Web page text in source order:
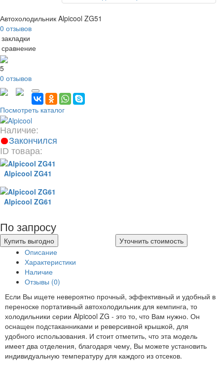
Автохолодильник Alpicool ZG51
0 отзывов
5
0 отзывов
Посмотреть каталог
Наличие:
Закончился
ID товара:
Alpicool ZG41
Alpicool ZG61
По запросу
Купить выгодно
Уточнить стоимость
Описание
Характеристики
Наличие
Отзывы (0)
Если Вы ищете невероятно прочный, эффективный и удобный в
переноске портативный автохолодильник для кемпинга, то
холодильники серии Alpicool ZG - это то, что Вам нужно. Он
оснащен подстаканниками и реверсивной крышкой, для
удобного использования. И стоит отметить, что эта модель
имеет два отделения, благодаря чему, Вы можете установить
индивидуальную температуру для каждого из отсеков.